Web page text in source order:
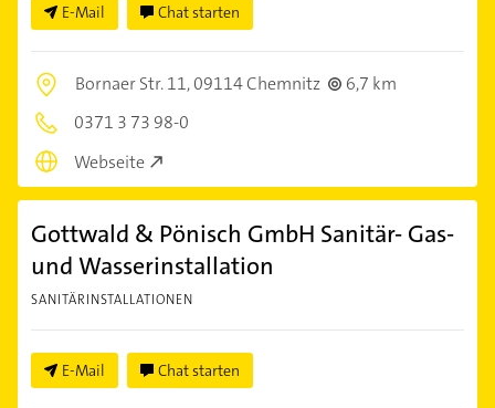
E-Mail Chat starten
Bornaer Str. 11,09114 Chemnitz
6,7 km
0371 3 73 98-0
Webseite
Gottwald & Pönisch GmbH Sanitär- Gas-
und Wasserinstallation
SANITÄRINSTALLATIONEN
E-Mail Chat starten